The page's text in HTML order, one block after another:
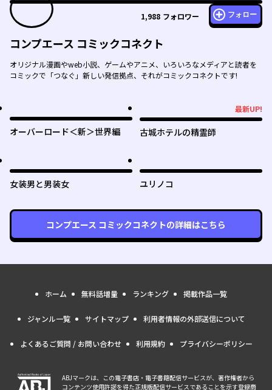
1,988 フォロワー フォロー
コンプエース コミックコネクト
オリジナル漫画やweb小説、ゲームやアニメ、いろいろなメディアと読者を
コミックで「つなぐ」新しい発信拠点、それがコミックコネクトです!
オーバーロード＜新＞世界編
最新UP!
古城ホテルの精霊師
女装男と男装女 ユリノコ
コンプエース コミックコネクトの詳細はこちら
ホーム 無料話増量 ランキング 掲載作品一覧
ジャンル一覧 サイトマップ 利用者情報の外部送信について
よくあるご質問 / お問い合わせ 利用規約 プライバシーポリシー
ABJマークは、この電子書店・電子書籍配信サービスが、著作権者から
コンテンツ使用許諾を得た正規版配信サービスであることを示す登録商